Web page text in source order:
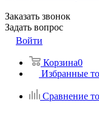
Заказать звонок
Задать вопрос
Войти
Корзина0
Избранные
Сравнение